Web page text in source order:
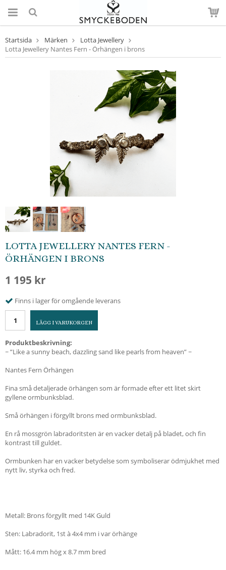
Startsida Märken
Lotta Jewellery
Lotta Jewellery Nantes Fern - Örhängen i brons
LOTTA JEWELLERY NANTES FERN -
ÖRHÄNGEN I BRONS
1 195 kr
Finns i lager för omgående leverans
LÄGG I VARUKORGEN
Produktbeskrivning:
~ ”Like a sunny beach, dazzling sand like pearls from heaven” ~
Nantes Fern Örhängen
Fina små detaljerade örhängen som är formade efter ett litet skirt
gyllene ormbunksblad.
Små örhängen i förgyllt brons med ormbunksblad.
En rå mossgrön labradoritsten är en vacker detalj på bladet, och fin
kontrast till guldet.
Ormbunken har en vacker betydelse som symboliserar ödmjukhet med
nytt liv, styrka och fred.
Metall: Brons förgyllt med 14K Guld
Sten: Labradorit, 1st à 4x4 mm i var örhänge
Mått: 16.4 mm hög x 8.7 mm bred